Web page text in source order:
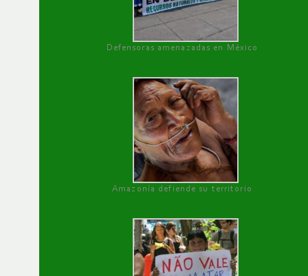
Defensoras amenazadas en México
Amazonía defiende su territorio